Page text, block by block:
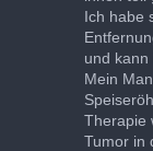
Ich habe
und kann
Mein
Therapie
Tumor in